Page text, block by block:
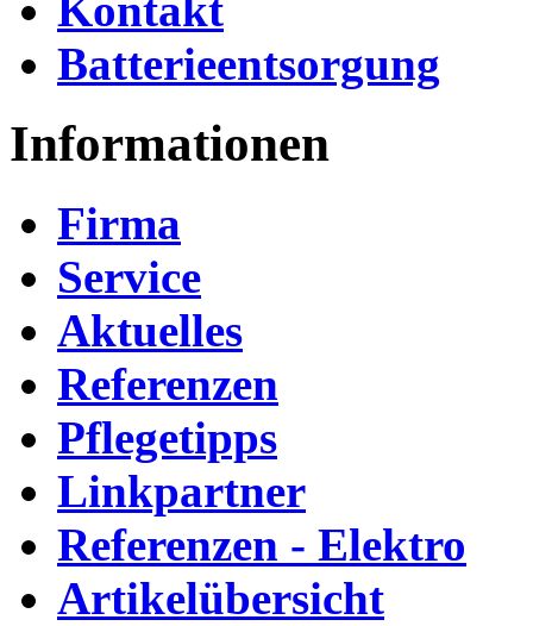
Kontakt
Batterieentsorgung
Informationen
Firma
Service
Aktuelles
Referenzen
Pflegetipps
Linkpartner
Referenzen - Elektro
Artikelübersicht